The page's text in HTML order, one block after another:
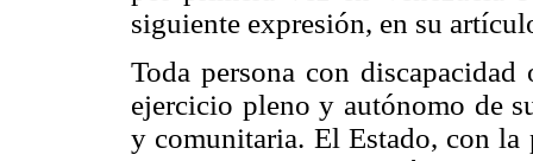
siguiente expresión, en su
Toda persona con discapacidad
ejercicio pleno y autónomo de
y comunitaria. El Estado, con